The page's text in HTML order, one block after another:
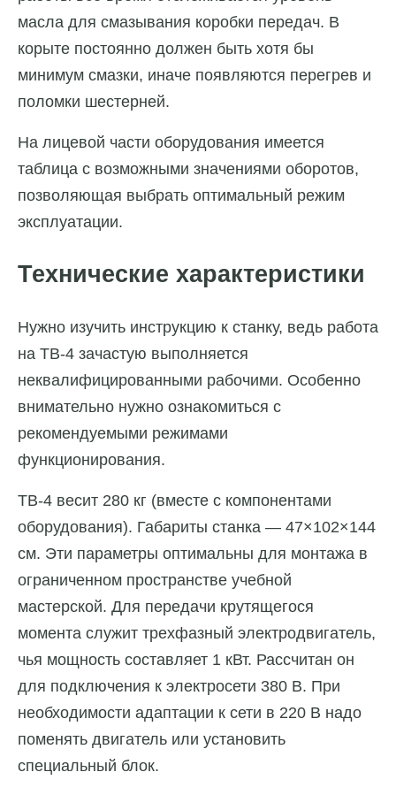
масла для смазывания коробки передач. В
корыте постоянно должен быть хотя бы
минимум смазки, иначе появляются перегрев и
поломки шестерней.
На лицевой части оборудования имеется
таблица с возможными значениями оборотов,
позволяющая выбрать оптимальный режим
эксплуатации.
Технические характеристики
Нужно изучить инструкцию к станку, ведь работа
на ТВ-4 зачастую выполняется
неквалифицированными рабочими. Особенно
внимательно нужно ознакомиться с
рекомендуемыми режимами
функционирования.
ТВ-4 весит 280 кг (вместе с компонентами
оборудования). Габариты станка — 47×102×144
см. Эти параметры оптимальны для монтажа в
ограниченном пространстве учебной
мастерской. Для передачи крутящегося
момента служит трехфазный электродвигатель,
чья мощность составляет 1 кВт. Рассчитан он
для подключения к электросети 380 В. При
необходимости адаптации к сети в 220 В надо
поменять двигатель или установить
специальный блок.